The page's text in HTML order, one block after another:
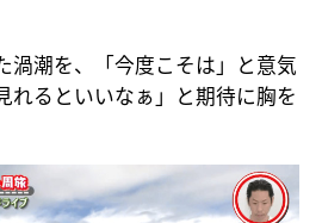
渦潮を、「今度こそは」と意気
れるといいなぁ」と期待に胸を